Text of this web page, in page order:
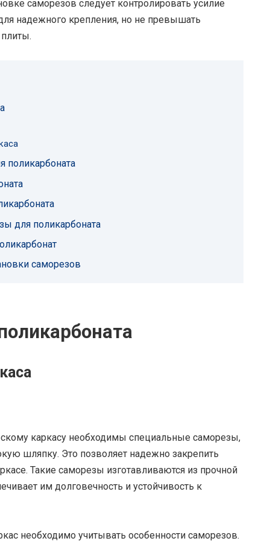
саморезов следует контролировать усилие
надежного крепления, но не превышать
поликарбоната
для поликарбоната
саморезов
каркасу необходимы специальные саморезы,
шляпку. Это позволяет надежно закрепить
Такие саморезы изготавливаются из прочной
им долговечность и устойчивость к
необходимо учитывать особенности саморезов.